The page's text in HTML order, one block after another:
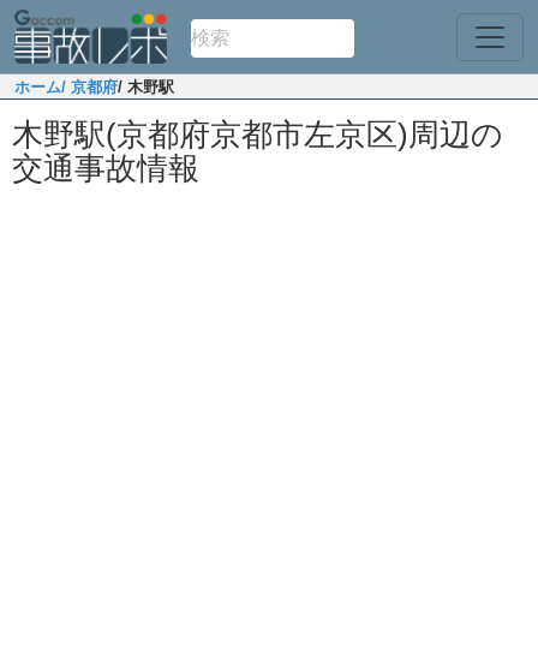
ホーム/ 京都府/ 木野駅
木野駅(京都府京都市左京区)周辺の
交通事故情報